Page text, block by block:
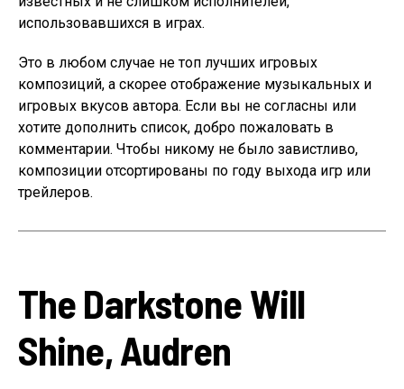
использовавшихся в играх.
Это в любом случае не топ лучших игровых
композиций, а скорее отображение музыкальных и
игровых вкусов автора. Если вы не согласны или
хотите дополнить список, добро пожаловать в
комментарии. Чтобы никому не было завистливо,
композиции отсортированы по году выхода игр или
трейлеров.
The Darkstone Will
Shine, Audren